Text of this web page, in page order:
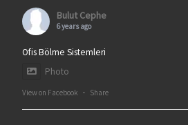
Bulut Cephe
6 years ago
Ofis Bölme Sistemleri
Photo
View on Facebook · Share